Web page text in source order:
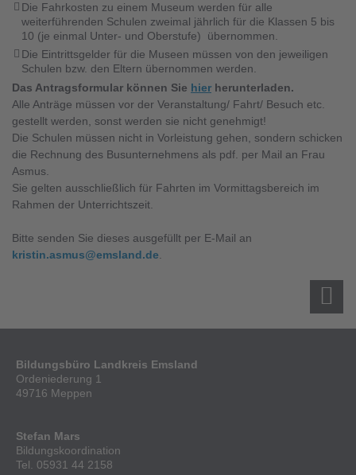
Die Fahrkosten zu einem Museum werden für alle
weiterführenden Schulen zweimal jährlich für die Klassen 5 bis
10 (je einmal Unter- und Oberstufe) übernommen.
Die Eintrittsgelder für die Museen müssen von den jeweiligen
Schulen bzw. den Eltern übernommen werden.
Das Antragsformular können Sie hier herunterladen.
Alle Anträge müssen vor der Veranstaltung/ Fahrt/ Besuch etc.
gestellt werden, sonst werden sie nicht genehmigt!
Die Schulen müssen nicht in Vorleistung gehen, sondern schicken
die Rechnung des Busunternehmens als pdf. per Mail an Frau
Asmus.
Sie gelten ausschließlich für Fahrten im Vormittagsbereich im
Rahmen der Unterrichtszeit.
Bitte senden Sie dieses ausgefüllt per E-Mail an
kristin.asmus@emsland.de
Bildungsbüro Landkreis Emsland
Ordeniederung 1
49716 Meppen
Stefan Mars
Bildungskoordination
Tel. 05931 44 2158